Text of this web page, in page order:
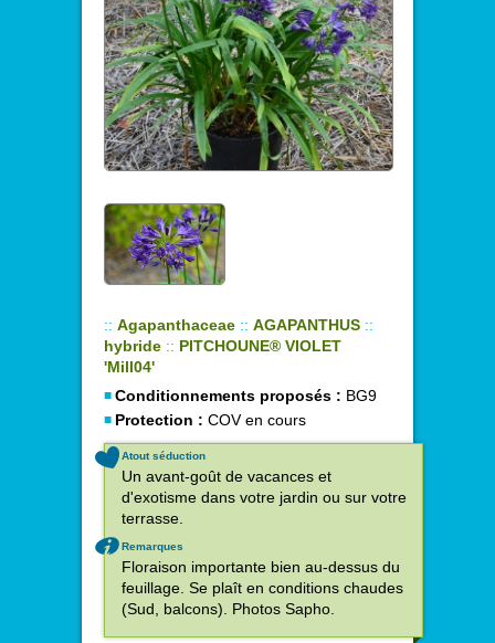
:: Agapanthaceae :: AGAPANTHUS ::
hybride :: PITCHOUNE® VIOLET
'Mill04'
Conditionnements proposés : BG9
Protection : COV en cours
Atout séduction
Un avant-goût de vacances et
d'exotisme dans votre jardin ou sur votre
terrasse.
Remarques
Floraison importante bien au-dessus du
feuillage. Se plaît en conditions chaudes
(Sud, balcons). Photos Sapho.